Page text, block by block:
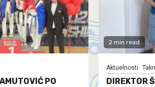
PO
2 min read
Aktuelnosti
DIREKTOR